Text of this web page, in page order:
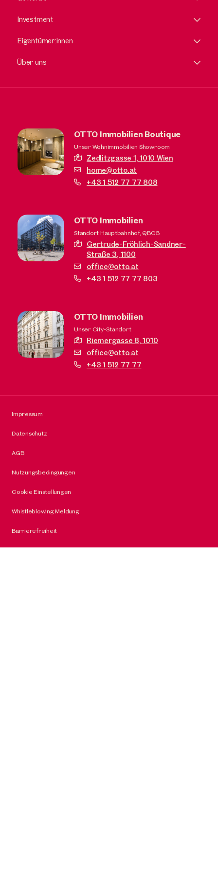
Investment
Eigentümer:innen
Über uns
OTTO Immobilien Boutique
Unser Wohnimmobilien Showroom
Zedlitzgasse 1,1010 Wien
home@otto.at
+43 1 512 77 77 808
OTTO Immobilien
Standort Hauptbahnhof, QBC3
Gertrude-Fröhlich-Sandner-
Straße 3, 1100
office@otto.at
+43 1 512 77 77 803
OTTO Immobilien
Unser City-Standort
Riemergasse 8,1010
office@otto.at
+43 1 512 77 77
Impressum
Datenschutz
AGB
Nutzungsbedingungen
Cookie Einstellungen
Whistleblowing Meldung
Barrierefreiheit